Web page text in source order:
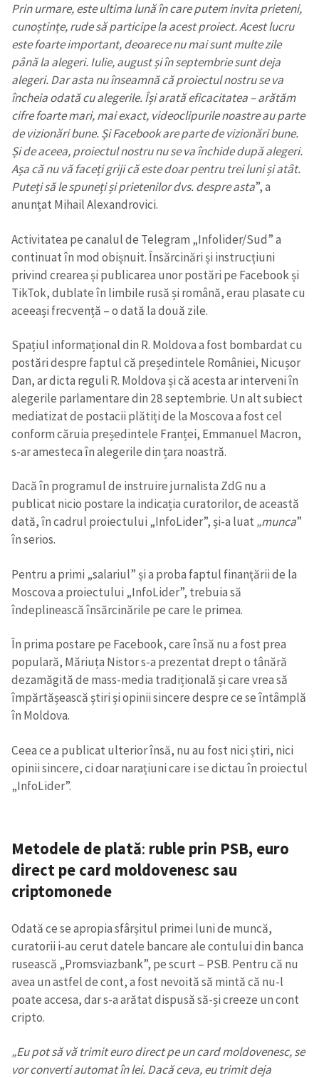
Prin urmare, este ultima lună în care putem invita prieteni,
cunoștințe, rude să participe la acest proiect. Acest lucru
este foarte important, deoarece nu mai sunt multe zile
până la alegeri. Iulie, august și în septembrie sunt deja
alegeri. Dar asta nu înseamnă că proiectul nostru se va
încheia odată cu alegerile. Își arată eficacitatea – arătăm
cifre foarte mari, mai exact, videoclipurile noastre au parte
de vizionări bune. Și Facebook are parte de vizionări bune.
Și de aceea, proiectul nostru nu se va închide după alegeri.
Așa că nu vă faceți griji că este doar pentru trei luni și atât.
Puteți să le spuneți și prietenilor dvs. despre asta”, a
anunțat Mihail Alexandrovici.
Activitatea pe canalul de Telegram „Infolider/Sud” a
continuat în mod obișnuit. Însărcinări și instrucțiuni
privind crearea și publicarea unor postări pe Facebook și
TikTok, dublate în limbile rusă și română, erau plasate cu
aceeași frecvență – o dată la două zile.
Spațiul informațional din R. Moldova a fost bombardat cu
postări despre faptul că președintele României, Nicușor
Dan, ar dicta reguli R. Moldova și că acesta ar interveni în
alegerile parlamentare din 28 septembrie. Un alt subiect
mediatizat de postacii plătiți de la Moscova a fost cel
conform căruia președintele Franței, Emmanuel Macron,
s-ar amesteca în alegerile din țara noastră.
Dacă în programul de instruire jurnalista ZdG nu a
publicat nicio postare la indicația curatorilor, de această
dată, în cadrul proiectului „InfoLider”, și-a luat „munca”
în serios.
Pentru a primi „salariul” și a proba faptul finanțării de la
Moscova a proiectului „InfoLider”, trebuia să
îndeplinească însărcinările pe care le primea.
În prima postare pe Facebook, care însă nu a fost prea
populară, Măriuța Nistor s-a prezentat drept o tânără
dezamăgită de mass-media tradițională și care vrea să
împărtășească știri și opinii sincere despre ce se întâmplă
în Moldova.
Ceea ce a publicat ulterior însă, nu au fost nici știri, nici
opinii sincere, ci doar narațiuni care i se dictau în proiectul
„InfoLider”.
Metodele de plată: ruble prin PSB, euro
direct pe card moldovenesc sau
criptomonede
Odată ce se apropia sfârșitul primei luni de muncă,
curatorii i-au cerut datele bancare ale contului din banca
rusească „Promsviazbank”, pe scurt – PSB. Pentru că nu
avea un astfel de cont, a fost nevoită să mintă că nu-l
poate accesa, dar s-a arătat dispusă să-și creeze un cont
cripto.
„Eu pot să vă trimit euro direct pe un card moldovenesc, se
vor converti automat în lei. Dacă ceva, eu trimit deja